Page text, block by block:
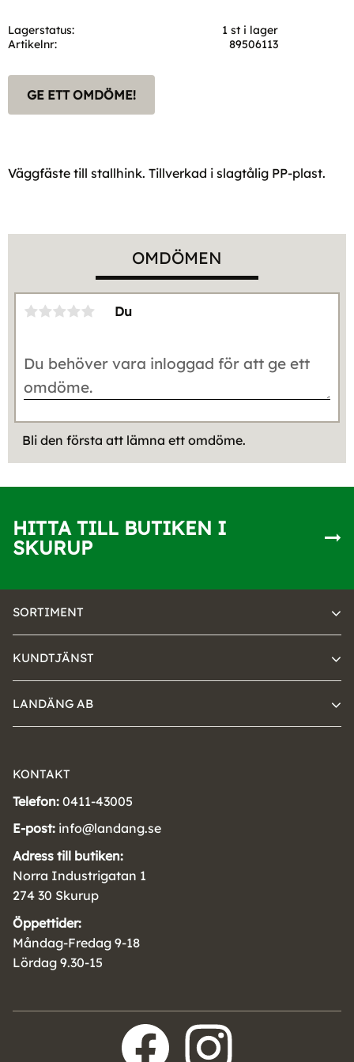
Lagerstatus
1 st i lager
Artikelnr
89506113
GE ETT OMDÖME!
Väggfäste till stallhink. Tillverkad i slagtålig PP-plast.
OMDÖMEN
Du
Bli den första att lämna ett omdöme.
HITTA TILL BUTIKEN I
SKURUP
SORTIMENT
KUNDTJÄNST
LANDÄNG AB
KONTAKT
Telefon: 0411-43005
E-post: info@landang.se
Adress till butiken:
Norra Industrigatan 1
274 30 Skurup
Öppettider:
Måndag-Fredag 9-18
Lördag 9.30-15